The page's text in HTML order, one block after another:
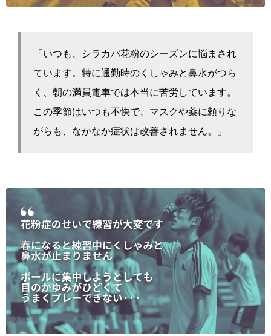
「いつも、シラカバ花粉のシーズンに悩まされ
ています。特に通勤時のくしゃみと鼻水がつら
く、朝の満員電車では本当に苦労しています。
この季節はいつも不快で、マスクや薬に頼りな
がらも、なかなか症状は改善されません。」